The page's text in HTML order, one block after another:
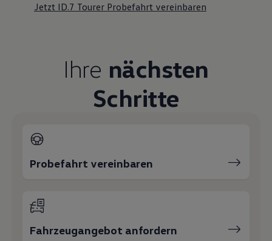
Jetzt ID.7 Tourer Probefahrt vereinbaren
Ihre nächsten
Schritte
Probefahrt vereinbaren
Fahrzeugangebot anfordern